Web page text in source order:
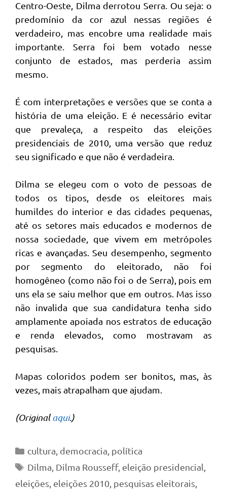
Centro-Oeste, Dilma derrotou Serra. Ou seja: o
predomínio da cor azul nessas regiões é
verdadeiro, mas encobre uma realidade mais
importante. Serra foi bem votado nesse
conjunto de estados, mas perderia assim
mesmo.
É com interpretações e versões que se conta a
história de uma eleição. E é necessário evitar
que prevaleça, a respeito das eleições
presidenciais de 2010, uma versão que reduz
seu significado e que não é verdadeira.
Dilma se elegeu com o voto de pessoas de
todos os tipos, desde os eleitores mais
humildes do interior e das cidades pequenas,
até os setores mais educados e modernos de
nossa sociedade, que vivem em metrópoles
ricas e avançadas. Seu desempenho, segmento
por segmento do eleitorado, não foi
homogêneo (como não foi o de Serra), pois em
uns ela se saiu melhor que em outros. Mas isso
não invalida que sua candidatura tenha sido
amplamente apoiada nos estratos de educação
e renda elevados, como mostravam as
pesquisas.
Mapas coloridos podem ser bonitos, mas, às
vezes, mais atrapalham que ajudam.
(Originalaqui.)
Categorias
cultura democracia política
Tags
Dilma Dilma Rousseff, eleição presidencial
eleições eleições 2010 pesquisas eleitorais